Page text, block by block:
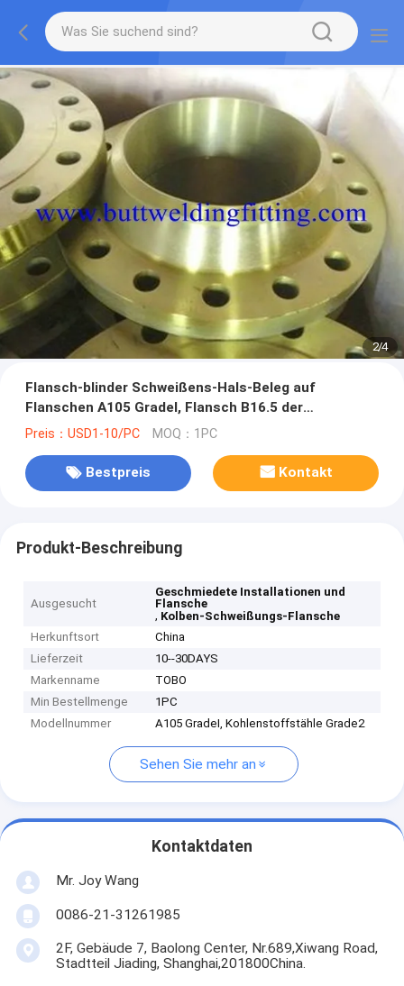
2/4
Flansch-blinder Schweißens-Hals-Beleg auf
Flanschen A105 GradeI, Flansch B16.5 der
Kohlenstoffstähle Grade2
Preis：USD1-10/PC MOQ：1PC
Bestpreis Kontakt
Produkt-Beschreibung
Ausgesucht
Geschmiedete Installationen und
Flansche
, Kolben-Schweißungs-Flansche
Herkunftsort
China
Lieferzeit
10--30DAYS
Markenname
TOBO
Min Bestellmenge
1PC
Modellnummer
A105 GradeI, Kohlenstoffstähle Grade2
Sehen Sie mehr an
Kontaktdaten
Mr. Joy Wang
0086-21-31261985
2F, Gebäude 7, Baolong Center, Nr.689,Xiwang Road,
Stadtteil Jiading, Shanghai,201800China.